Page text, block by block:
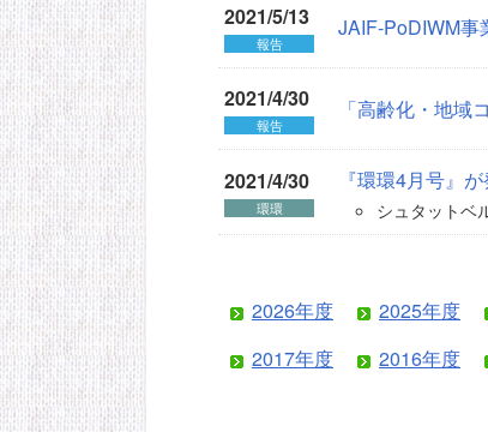
2021/5/13
報告
JAIF-PoDIWM事
2021/4/30
報告
「高齢化・地域
2021/4/30
環環
『環環4月号』
シュタットベ
2026年度 2025年度
2017年度
2016年度